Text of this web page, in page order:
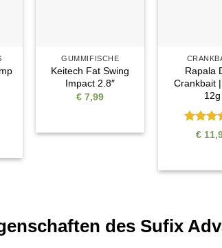
GUMMIFISCHE
Keitech Fat Swing
Impact 2.8″
€ 7,99
Rapala
Crankbait
12g
€
des Sufix